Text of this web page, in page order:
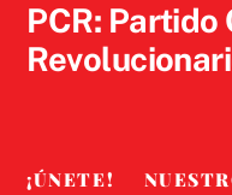
PCR: Partido
¡ÚNETE!